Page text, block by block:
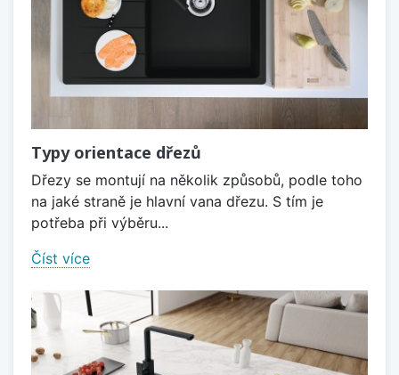
Typy orientace dřezů
Dřezy se montují na několik způsobů, podle toho
na jaké straně je hlavní vana dřezu. S tím je
potřeba při výběru...
Číst více